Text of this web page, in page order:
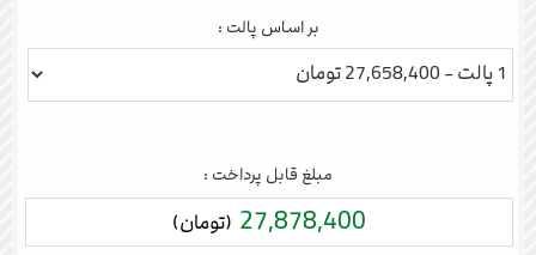
بر اساس پالت :
مبلغ قابل پرداخت :
27,878,400 (تومان)